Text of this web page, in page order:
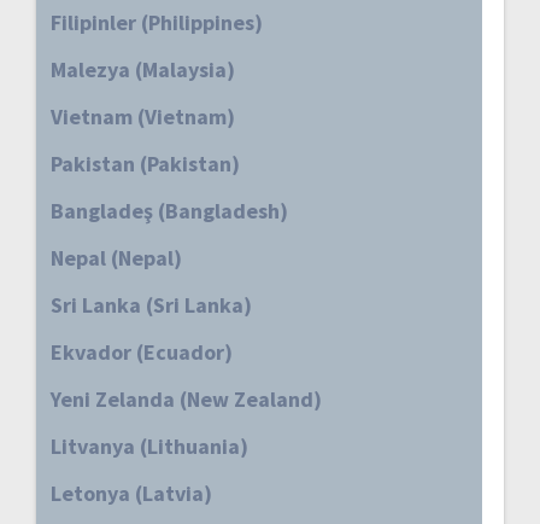
Filipinler (Philippines)
Malezya (Malaysia)
Vietnam (Vietnam)
Pakistan (Pakistan)
Bangladeş (Bangladesh)
Nepal (Nepal)
Sri Lanka (Sri Lanka)
Ekvador (Ecuador)
Yeni Zelanda (New Zealand)
Litvanya (Lithuania)
Letonya (Latvia)